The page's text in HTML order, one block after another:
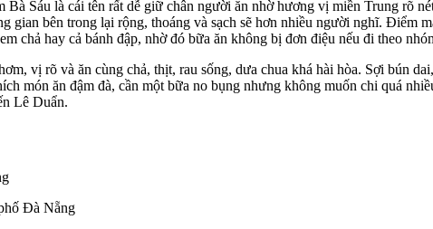
Bà Sáu là cái tên rất dễ giữ chân người ăn nhờ hương vị miền Trung rõ
gian bên trong lại rộng, thoáng và sạch sẽ hơn nhiều người nghĩ. Điểm
chả hay cả bánh đập, nhờ đó bữa ăn không bị đơn điệu nếu đi theo
vị rõ và ăn cùng chả, thịt, rau sống, dưa chua khá hài hòa. Sợi bún
món ăn đậm đà, cần một bữa no bụng nhưng không muốn chi quá
Lê Duẩn.
Đà Nẵng